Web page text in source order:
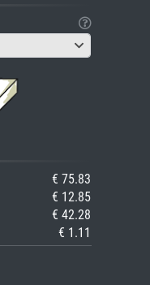
€ 75.83
€ 12.85
€ 42.28
€ 1.11